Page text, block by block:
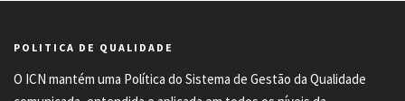
POLITICA DE QUALIDADE
O ICN mantém uma Política do Sistema de Gestão da Qualidade